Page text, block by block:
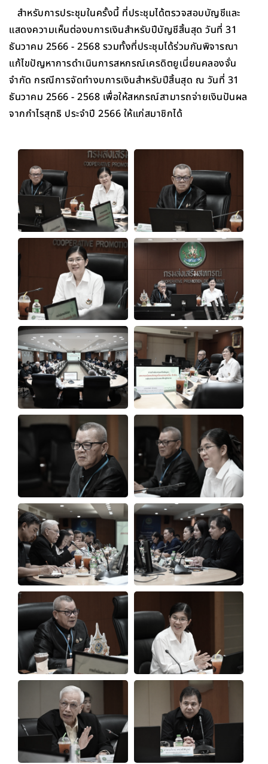
สำหรับการประชุมในครั้งนี้ ที่ประชุมได้ตรวจสอบบัญชีและ
แสดงความเห็นต่องบการเงินสำหรับปีบัญชีสิ้นสุด วันที่ 31
ธันวาคม 2566 - 2568 รวมทั้งที่ประชุมได้ร่วมกันพิจารณา
แก้ไขปัญหาการดำเนินการสหกรณ์เครดิตยูเนี่ยนคลองจั่น
จำกัด กรณีการจัดทำงบการเงินสำหรับปีสิ้นสุด ณ วันที่ 31
ธันวาคม 2566 - 2568 เพื่อให้สหกรณ์สามารถจ่ายเงินปันผล
จากกำไรสุทธิ ประจำปี 2566 ให้แก่สมาชิกได้